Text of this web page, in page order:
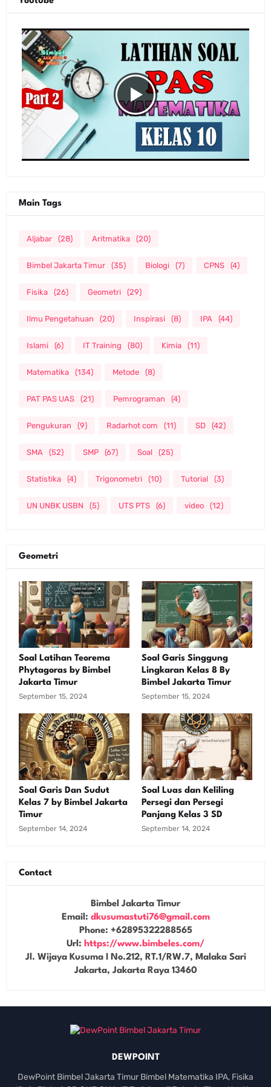
Main Tags
Aljabar (28) Aritmatika (20)
Bimbel Jakarta Timur (35) Biologi (7) CPNS (4)
Fisika (26) Geometri (29)
Ilmu Pengetahuan (20) Inspirasi (8) IPA (44)
Islami (6) IT Training (80) Kimia (11)
Matematika (134) Metode (8)
PAT PAS UAS (21) Pemrograman (4)
Pengukuran (9) Radarhot com (11) SD (42)
SMA (52) SMP (67) Soal (25)
Statistika (4) Trigonometri (10) Tutorial (3)
UN UNBK USBN (5) UTS PTS (6) video (12)
Geometri
Soal Latihan Teorema
Phytagoras by Bimbel
Jakarta Timur
September 15, 2024
Soal Garis Singgung
Lingkaran Kelas 8 By
Bimbel Jakarta Timur
September 15, 2024
Soal Garis Dan Sudut
Kelas 7 by Bimbel Jakarta
Timur
September 14, 2024
Soal Luas dan Keliling
Persegi dan Persegi
Panjang Kelas 3 SD
September 14, 2024
Contact
Bimbel Jakarta Timur
Email: dkusumastuti76@gmail.com
Phone: +62895322288565
Url: https://www.bimbeles.com/
Jl. Wijaya Kusuma I No.212, RT.1/RW.7, Malaka Sari
Jakarta, Jakarta Raya 13460
DEWPOINT
DewPoint Bimbel Jakarta Timur Bimbel Matematika IPA, Fisika